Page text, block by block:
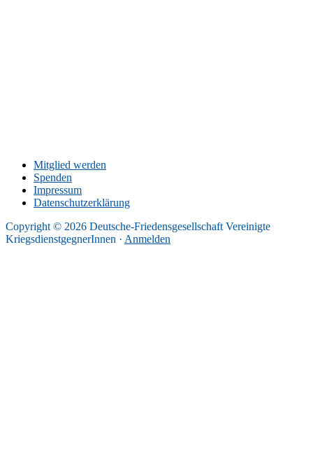
Mitglied werden
Spenden
Impressum
Datenschutzerklärung
Copyright © 2026 Deutsche-Friedensgesellschaft Vereinigte
KriegsdienstgegnerInnen · Anmelden